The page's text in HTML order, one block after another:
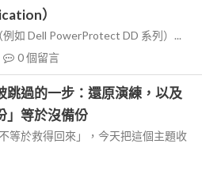
）
如 Dell PowerProtect DD 系列）...
0個留言
跳過的一步：還原演練，以及
」等於沒備份
等於救得回來」，今天把這個主題收